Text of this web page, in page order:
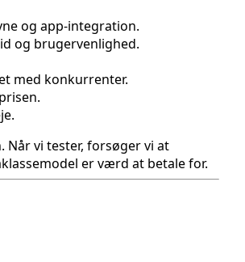
og app-integration.
og brugervenlighed.
med konkurrenter.
vi tester, forsøger vi at
er værd at betale for.